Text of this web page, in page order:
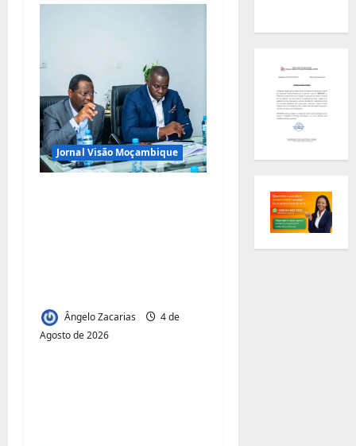
g
s
Jornal Visão Moçambique
Ângelo Zacarias
4 de
Agosto de 2026
Jornal Visão Moçambique